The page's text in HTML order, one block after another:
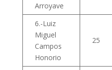
Arroyave
6.-Luiz
Miguel
Campos
Honorio
25